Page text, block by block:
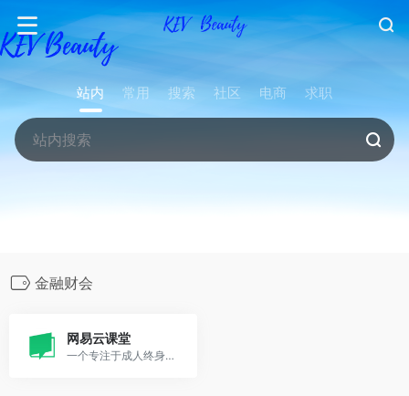
站内 常用 搜索 社区 电商 求职
金融财会
网易云课堂
一个专注于成人终身学习的在线教育平台。